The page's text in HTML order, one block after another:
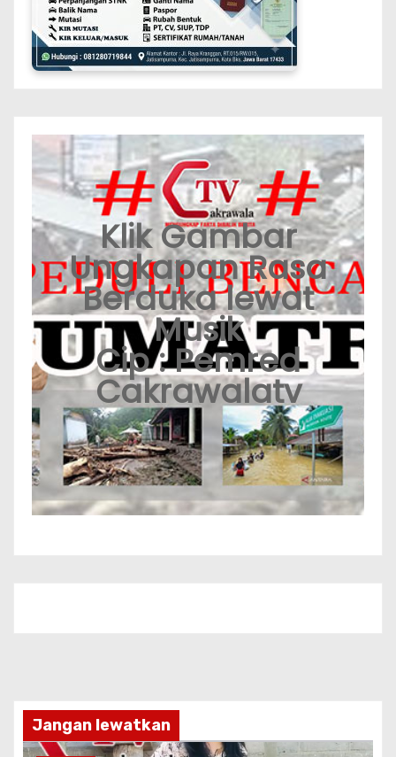
Klik Gambar
Ungkapan Rasa
Berduka lewat
Musik
Cip : Pemred
Cakrawalatv
Jangan lewatkan